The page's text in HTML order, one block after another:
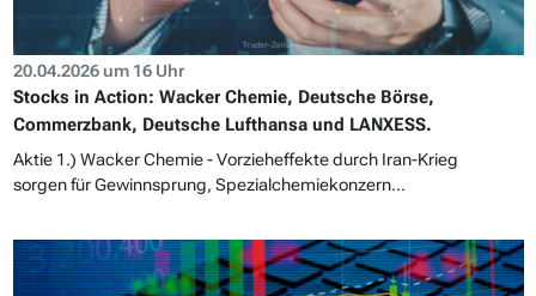
20.04.2026 um 16 Uhr
Stocks in Action: Wacker Chemie, Deutsche Börse,
Commerzbank, Deutsche Lufthansa und LANXESS.
Aktie 1.) Wacker Chemie - Vorzieheffekte durch Iran-Krieg
sorgen für Gewinnsprung, Spezialchemiekonzern...